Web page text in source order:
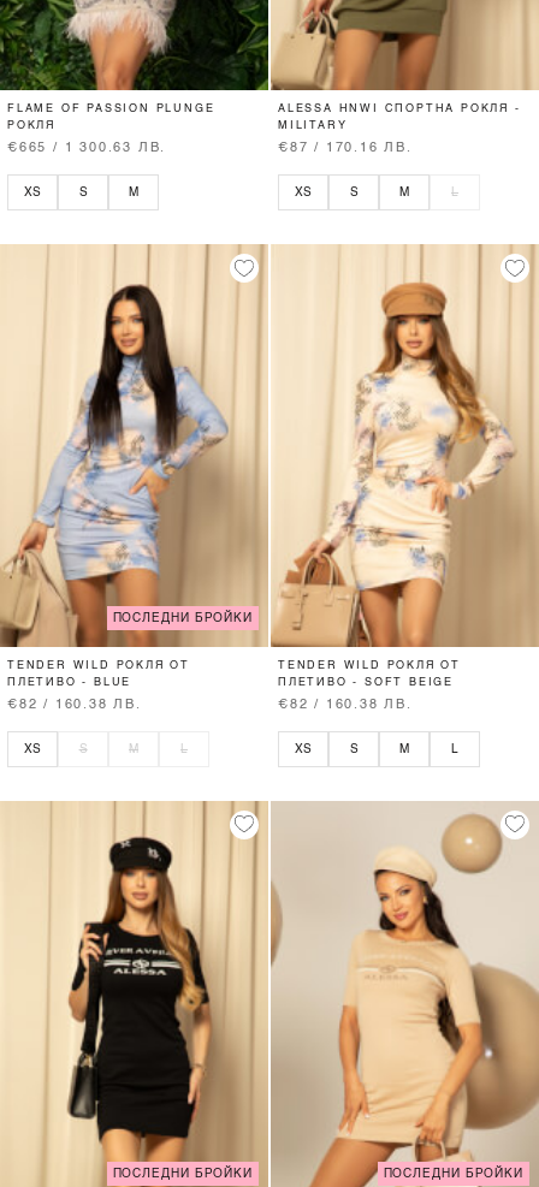
FLAME OF PASSION PLUNGE
РОКЛЯ
€665 / 1 300.63 ЛВ.
XS S M
ALESSA HNWI СПОРТНА РОКЛЯ -
MILITARY
€87 / 170.16 ЛВ.
XS S M L
ПОСЛЕДНИ БРОЙКИ
TENDER WILD РОКЛЯ ОТ
ПЛЕТИВО - BLUE
€82 / 160.38 ЛВ.
XS S M L
TENDER WILD РОКЛЯ ОТ
ПЛЕТИВО - SOFT BEIGE
€82 / 160.38 ЛВ.
XS S M
ПОСЛЕДНИ БРОЙКИ ПОСЛЕДНИ БРОЙКИ